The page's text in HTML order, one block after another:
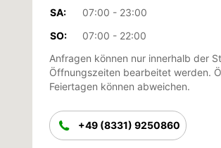
SA:
07:00 - 23:00
SO:
07:00 - 22:00
Anfragen können nur innerhalb der
Öffnungszeiten bearbeitet werden.
Feiertagen können abweichen.
+49 (8331) 9250860